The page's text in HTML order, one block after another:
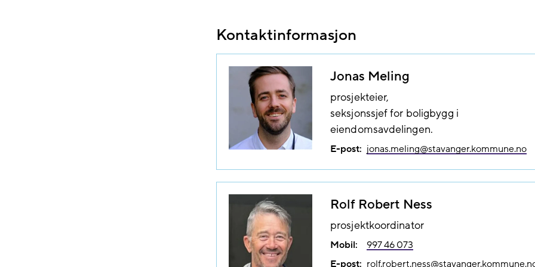
Kontaktinformasjon
Jonas Meling
prosjekteier,
seksjonssjef for boligbygg i
eiendomsavdelingen.
E-post: jonas.meling@​stavanger.kommune.no
Rolf Robert Ness
prosjektkoordinator
Mobil:
997 46 073
E-post: